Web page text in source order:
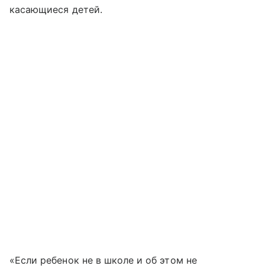
касающиеся детей.
«Если ребенок не в школе и об этом не